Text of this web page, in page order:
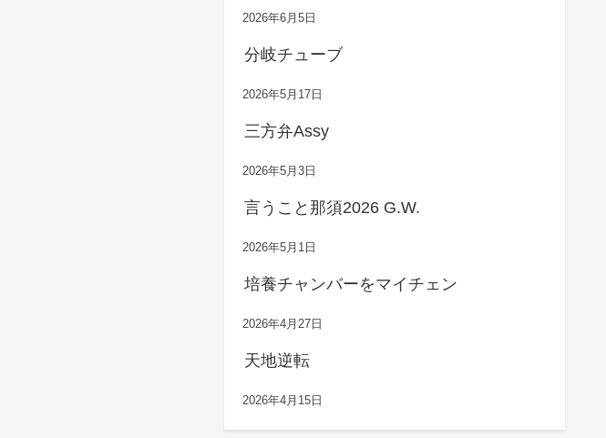
2026年6月5日
分岐チューブ
2026年5月17日
三方弁Assy
2026年5月3日
言うこと那須2026 G.W.
2026年5月1日
培養チャンバーをマイチェン
2026年4月27日
天地逆転
2026年4月15日